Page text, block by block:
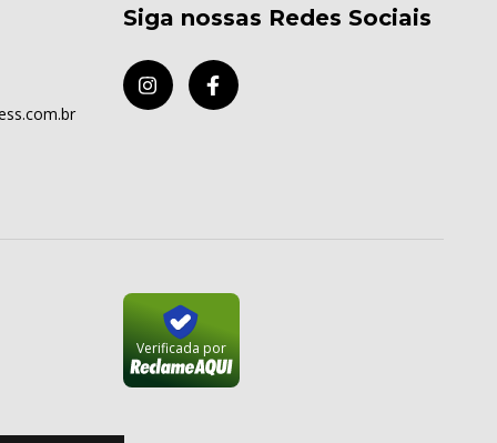
Siga nossas Redes Sociais
Verificada por